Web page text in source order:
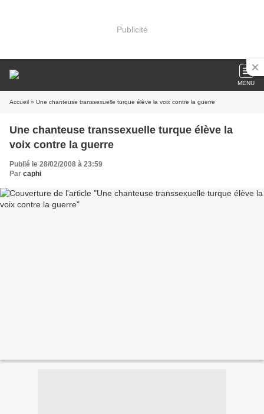
Publicité
MENU
Accueil » Une chanteuse transsexuelle turque élève la voix contre la guerre
Une chanteuse transsexuelle turque élève la
voix contre la guerre
Publié le 28/02/2008 à 23:59
Par caphi